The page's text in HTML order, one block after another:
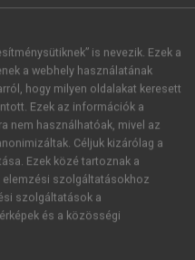
& Gamble: az
előkészítése1
indult, hogy a
legjelentősebb
folyamatosan
amelyek
legnagyobb
is nevezik. Ezek a
a webhely használatának
hogy milyen oldalakat keresett
Ezek az információk a
nem használhatóak, mivel az
Céljuk kizárólag a
Ezek közé tartoznak a
szolgáltatásokhoz
szolgáltatások a
és a közösségi